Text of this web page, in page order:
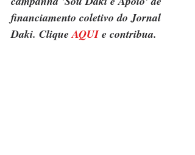
financiamento coletivo do Jornal
Daki. Clique AQUI e contribua.